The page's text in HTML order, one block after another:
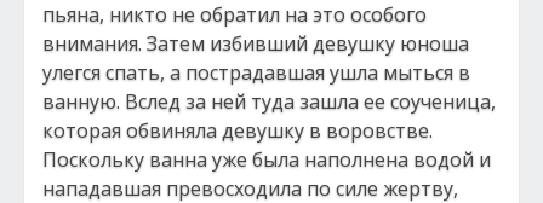
пьяна, никто не обратил на это особого
внимания. Затем избивший девушку юноша
улегся спать, а пострадавшая ушла мыться в
ванную. Вслед за ней туда зашла ее соученица,
которая обвиняла девушку в воровстве.
Поскольку ванна уже была наполнена водой и
нападавшая превосходила по силе жертву,